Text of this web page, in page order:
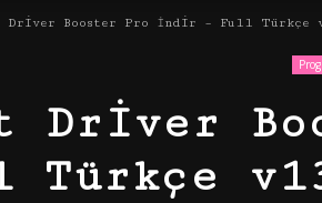
Driver Booster Pro İndir – Full Türkçe
Driver
Türkçe